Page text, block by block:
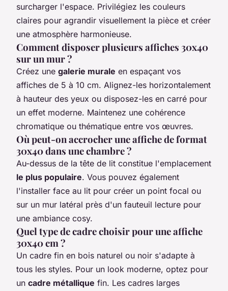
surcharger l'espace. Privilégiez les couleurs
claires pour agrandir visuellement la pièce et créer
une atmosphère harmonieuse.
Comment disposer plusieurs affiches 30x40
sur un mur ?
Créez une galerie murale en espaçant vos
affiches de 5 à 10 cm. Alignez-les horizontalement
à hauteur des yeux ou disposez-les en carré pour
un effet moderne. Maintenez une cohérence
chromatique ou thématique entre vos œuvres.
Où peut-on accrocher une affiche de format
30x40 dans une chambre ?
Au-dessus de la tête de lit constitue l'emplacement
le plus populaire. Vous pouvez également
l'installer face au lit pour créer un point focal ou
sur un mur latéral près d'un fauteuil lecture pour
une ambiance cosy.
Quel type de cadre choisir pour une affiche
30x40 cm ?
Un cadre fin en bois naturel ou noir s'adapte à
tous les styles. Pour un look moderne, optez pour
un cadre métallique fin. Les cadres larges